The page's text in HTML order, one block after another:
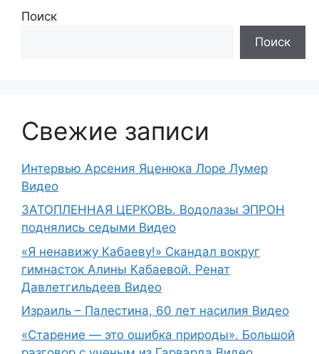
Поиск
Поиск
Свежие записи
Интервью Арсения Яценюка Лоре Лумер
Видео
ЗАТОПЛЕННАЯ ЦЕРКОВЬ. Водолазы ЭПРОН
поднялись седыми Видео
«Я ненавижу Кабаеву!» Скандал вокруг
гимнасток Алины Кабаевой. Ренат
Давлетгильдеев Видео
Израиль – Палестина, 60 лет насилия Видео
«Старение — это ошибка природы». Большой